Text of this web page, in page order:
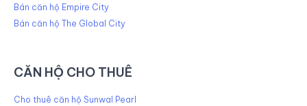
Bán căn hộ Empire City
Bán căn hộ The Global City
CĂN HỘ CHO THUÊ
Cho thuê căn hộ Sunwal Pearl